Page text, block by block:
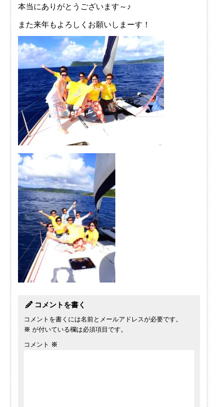
本当にありがとうございます～♪
また来年もよろしくお願いしまーす！
コメントを書く
コメントを書くには名前とメールアドレスが必要です。
※ が付いている欄は必須項目です。
コメント ※